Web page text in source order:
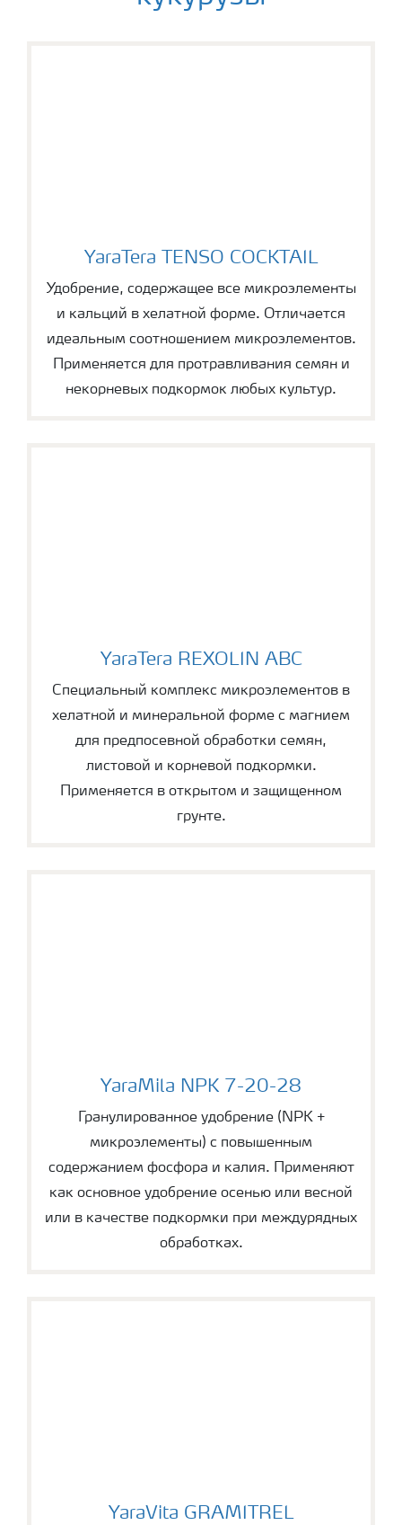
YaraTera TENSO COCKTAIL
YaraTera TENSO COCKTAIL
Удобрение, содержащее все микроэлементы
и кальций в хелатной форме. Отличается
идеальным соотношением микроэлементов.
Применяется для протравливания семян и
некорневых подкормок любых культур.
YaraTera REXOLIN ABC
YaraTera REXOLIN ABC
Специальный комплекс микроэлементов в
хелатной и минеральной форме с магнием
для предпосевной обработки семян,
листовой и корневой подкормки.
Применяется в открытом и защищенном
грунте.
YaraMila NPK 7-20-28
YaraMila NPK 7-20-28
Гранулированное удобрение (NPK +
микроэлементы) с повышенным
содержанием фосфора и калия. Применяют
как основное удобрение осенью или весной
или в качестве подкормки при междурядных
обработках.
YaraVita GRAMITREL
YaraVita GRAMITREL